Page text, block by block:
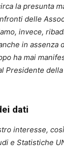
la presunta
delle
invece,
in assenza
ha mai
Presidente
dati
interesse,
e Statistiche